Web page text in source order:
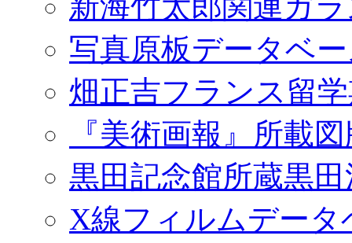
写真原板データベ
畑正吉フランス留
『美術画報』所載
黒田記念館所蔵黒
X線フィルムデータ